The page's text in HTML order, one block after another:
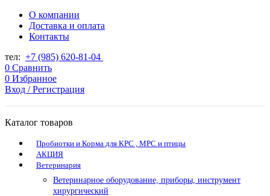
О компании
Доставка и оплата
Контакты
тел: +7 (985) 620-81-04
0 Сравнить
0 Избранное
Вход / Регистрация
Каталог товаров
Пробиотки и Корма для КРС , МРС и птицы
АКЦИЯ
Ветеринария
Ветеринарное оборудование, приборы, инструмент
хирургический